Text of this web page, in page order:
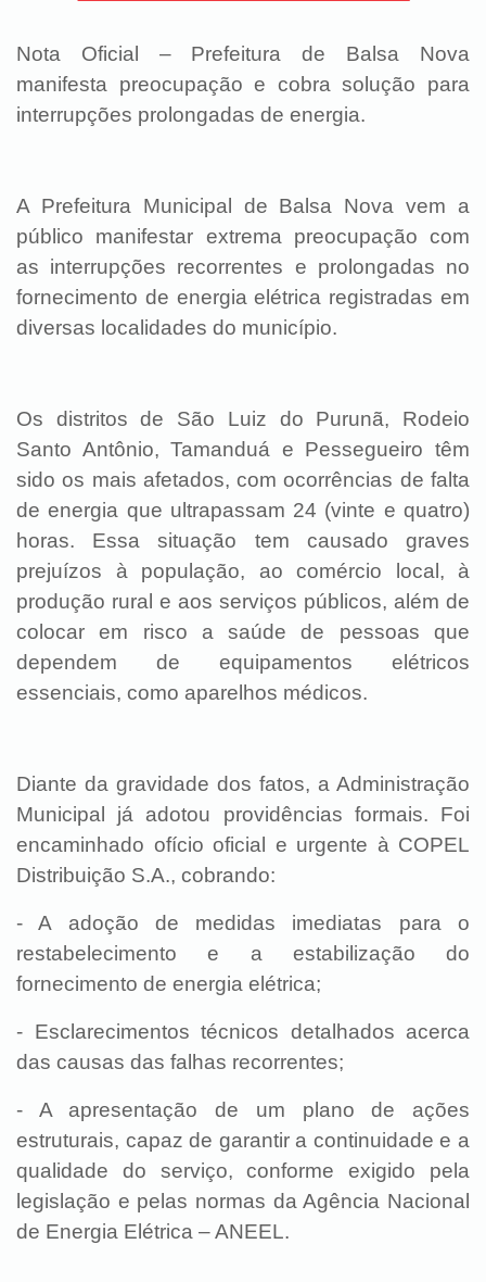
Nota Oficial – Prefeitura de Balsa Nova
manifesta preocupação e cobra solução para
interrupções prolongadas de energia.
A Prefeitura Municipal de Balsa Nova vem a
público manifestar extrema preocupação com
as interrupções recorrentes e prolongadas no
fornecimento de energia elétrica registradas em
diversas localidades do município.
Os distritos de São Luiz do Purunã, Rodeio
Santo Antônio, Tamanduá e Pessegueiro têm
sido os mais afetados, com ocorrências de falta
de energia que ultrapassam 24 (vinte e quatro)
horas. Essa situação tem causado graves
prejuízos à população, ao comércio local, à
produção rural e aos serviços públicos, além de
colocar em risco a saúde de pessoas que
dependem de equipamentos elétricos
essenciais, como aparelhos médicos.
Diante da gravidade dos fatos, a Administração
Municipal já adotou providências formais. Foi
encaminhado ofício oficial e urgente à COPEL
Distribuição S.A., cobrando:
- A adoção de medidas imediatas para o
restabelecimento e a estabilização do
fornecimento de energia elétrica;
- Esclarecimentos técnicos detalhados acerca
das causas das falhas recorrentes;
- A apresentação de um plano de ações
estruturais, capaz de garantir a continuidade e a
qualidade do serviço, conforme exigido pela
legislação e pelas normas da Agência Nacional
de Energia Elétrica – ANEEL.